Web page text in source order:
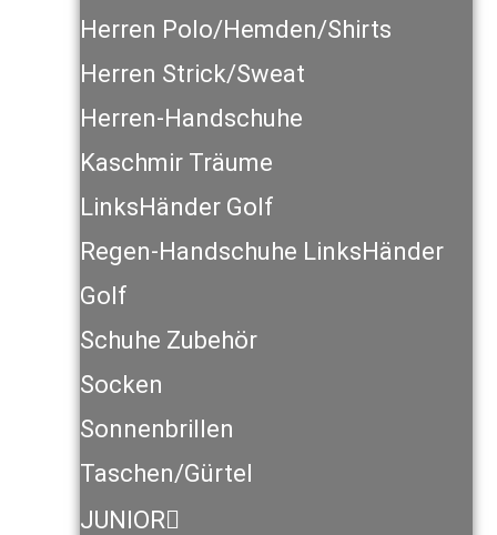
Herren Polo/Hemden/Shirts
Herren Strick/Sweat
Herren-Handschuhe
Kaschmir Träume
LinksHänder Golf
Regen-Handschuhe LinksHänder
Golf
Schuhe Zubehör
Socken
Sonnenbrillen
Taschen/Gürtel
JUNIOR